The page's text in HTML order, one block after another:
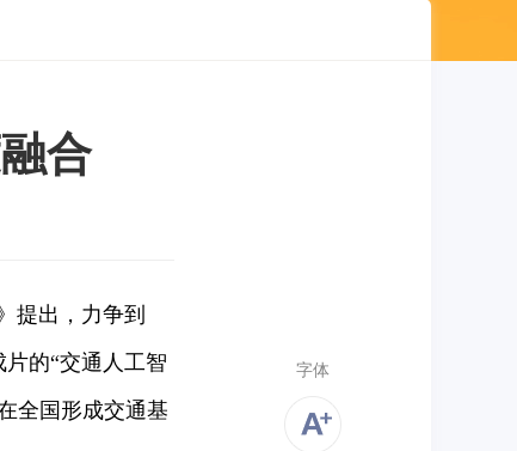
合
提出，力争到
的“交通人工智
全国形成交通基
字体